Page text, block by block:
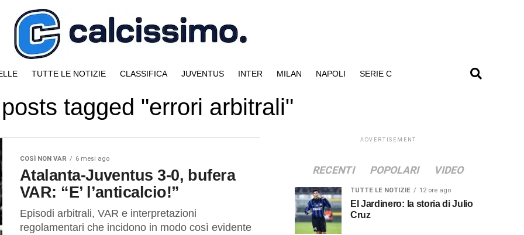
TUTTE LE NOTIZIE CLASSIFICA JUVENTUS INTER MILAN NAPOLI SERIE C
tagged "errori arbitrali"
COSÌ NON VAR 6 mesi ago
Atalanta-Juventus 3-0, bufera
VAR: “E’ l’anticalcio!”
Episodi arbitrali, VAR e interpretazioni
regolamentari che incidono in modo così evidente
ADVERTISEMENT
RECENTI POPOLARI VIDEO
TUTTE LE NOTIZIE 12 ore ago
El Jardinero: la storia di Julio
Cruz